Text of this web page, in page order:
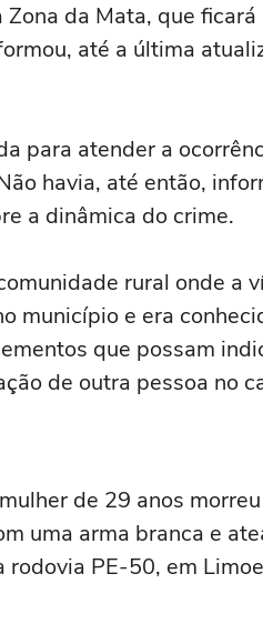
da Mata, que
até a última
para atender a
havia, até então,
a dinâmica do crime.
rural onde a
município e era
que possam
de outra pessoa no
de 29 anos
uma arma branca e
PE-50, em